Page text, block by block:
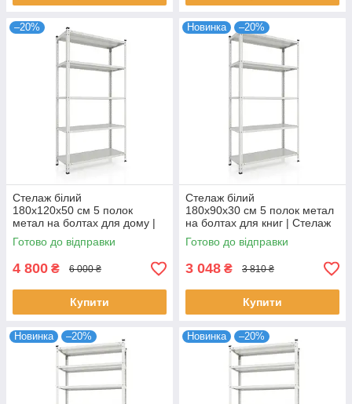
–20%
Стелаж білий
180х120х50 см 5 полок
метал на болтах для дому |
Стелаж для вазонів для квітів
Готово до відправки
4 800 ₴ 6 000 ₴
Купити
Новинка –20%
Стелаж білий
180х90х30 см 5 полок метал
на болтах для книг | Стелаж
для гаража
Готово до відправки
3 048 ₴ 3 810 ₴
Купити
Новинка –20% Новинка –20%